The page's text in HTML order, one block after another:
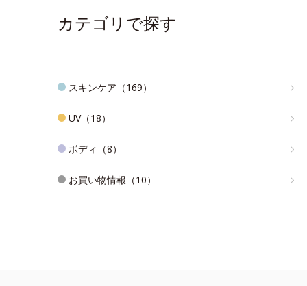
カテゴリで探す
スキンケア（169）
UV（18）
ボディ（8）
お買い物情報（10）